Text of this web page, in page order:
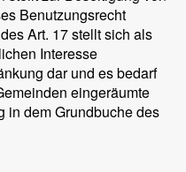
Benutzungsrecht
Art. 17 stellt sich als
Interesse
dar und es bedarf
eingeräumte
in dem Grundbuche des